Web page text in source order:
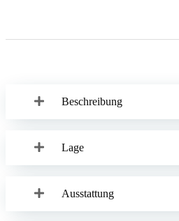
Beschreibung
Lage
Ausstattung